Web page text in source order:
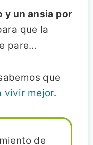
y un ansia por
que la
pare…
que
vivir mejor.
de